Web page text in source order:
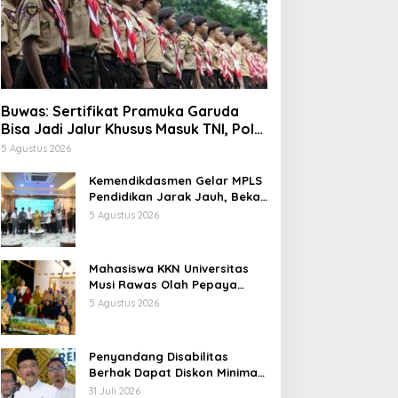
Buwas: Sertifikat Pramuka Garuda
Bisa Jadi Jalur Khusus Masuk TNI, Polri,
dan Perguruan Tinggi
5 Agustus 2026
Kemendikdasmen Gelar MPLS
Pendidikan Jarak Jauh, Bekali
Murid Bangun Kemandirian
5 Agustus 2026
Mahasiswa KKN Universitas
Musi Rawas Olah Pepaya
Menjadi Produk Bernilai Jual
5 Agustus 2026
Penyandang Disabilitas
Berhak Dapat Diskon Minimal
20 Persen untuk Biaya
31 Juli 2026